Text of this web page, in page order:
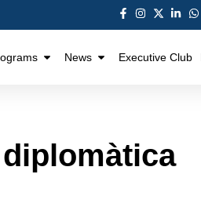
News Executive Club